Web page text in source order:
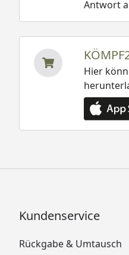
Antwort
Hier
Kundenservice
Rückgabe & Umtausch